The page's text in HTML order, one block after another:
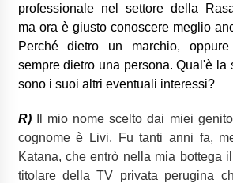
professionale nel settore della
ma ora è giusto conoscere meglio
Perché dietro un marchio,
sempre dietro una persona. Qual'è la
sono i suoi altri eventuali interessi?
R)
Il mio nome scelto dai miei
cognome è Livi. Fu tanti anni fa,
Katana, che entrò nella mia bottega
titolare della TV privata perugina